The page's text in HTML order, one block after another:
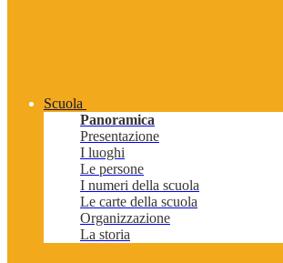
Scuola
Panoramica
Presentazione
I luoghi
Le persone
I numeri della scuola
Le carte della scuola
Organizzazione
La storia